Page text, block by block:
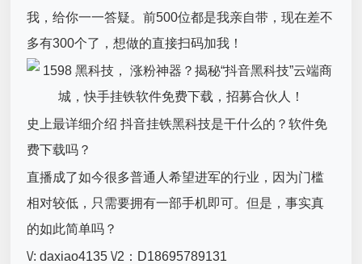
我，给你一一答疑。前500位都是我亲自带，现在差不
多有300个了，想做的直接扫码加我！
史上最详细介绍 抖音挂铁黑科技是干什么的？软件免
费下载吗？
直播成了如今很多普通人希望进军的行业，因为门槛
相对较低，只需要拥有一部手机即可。但是，事实真
的如此简单吗？
\/: daxiao4135 \/2：D18695789131